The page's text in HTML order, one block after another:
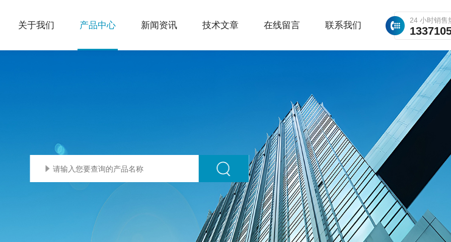
24 小时销售
关于我们 产品中心 新闻资讯 技术文章 在线留言 联系我们